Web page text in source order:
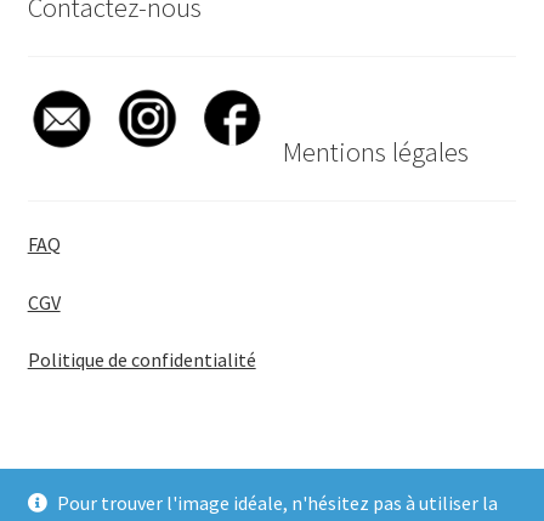
Pour trouver l'image idéale, n'hésitez pas à utiliser la
Contactez-nous
Mentions légales
FAQ
CGV
Politique de confidentialité
© BadgeGirl® 2026